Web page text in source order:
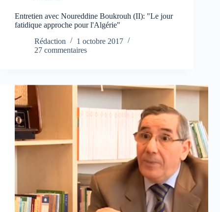
Entretien avec Noureddine Boukrouh (II): "Le jour
fatidique approche pour l'Algérie"
Rédaction
1 octobre 2017
27 commentaires